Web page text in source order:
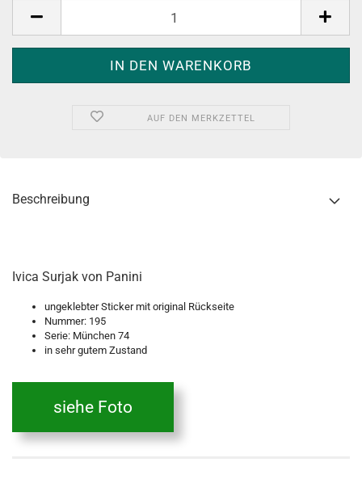
AUF DEN MERKZETTEL
Beschreibung
Ivica Surjak von Panini
ungeklebter Sticker mit original Rückseite
Nummer: 195
Serie: München 74
in sehr gutem Zustand
siehe Foto